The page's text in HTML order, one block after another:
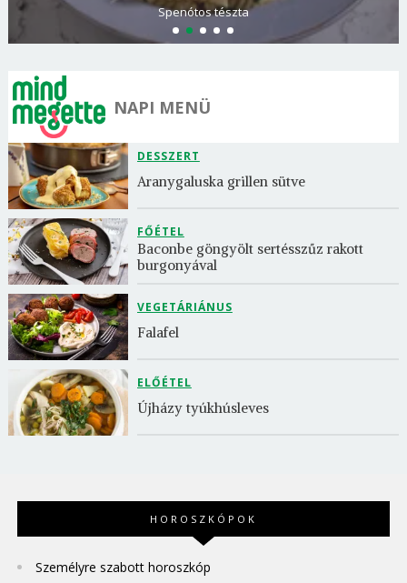
Spenótos tészta
NAPI MENÜ
DESSZERT
Aranygaluska grillen sütve
FŐÉTEL
Baconbe göngyölt sertésszűz rakott
burgonyával
VEGETÁRIÁNUS
Falafel
ELŐÉTEL
Újházy tyúkhúsleves
HOROSZKÓPOK
Személyre szabott horoszkóp